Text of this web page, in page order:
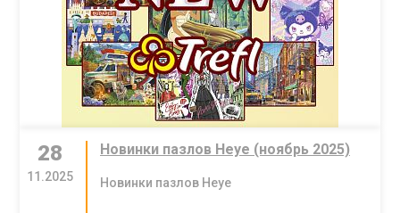
28
11.2025
Новинки пазлов Heye (ноябрь 2025)
Новинки пазлов Heye